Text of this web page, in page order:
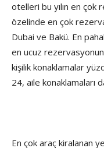
otelleri bu yılın en çok
özelinde en çok
Dubai ve Bakü. En
en ucuz rezervasyonun
kişilik konaklamalar
24, aile konaklamaları
En çok araç kiralanan